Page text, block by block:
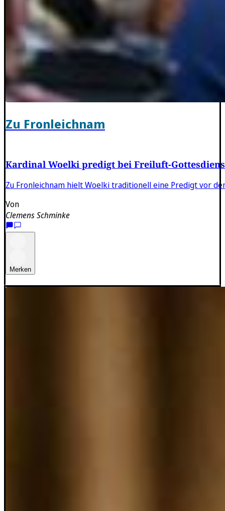
Zu Fronleichnam
Kardinal Woelki predigt bei Freiluft-
Zu Fronleichnam hielt Woelki traditionell eine Predigt vor
Von
Clemens Schminke
Merken